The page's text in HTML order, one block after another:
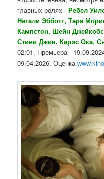
главных ролях -Ребел
Натали Эбботт, Тара
Кампстон, Шейн
Стиви Джин, Карис Ока,
02:01. Премьера -
09.04.2026. Оценка